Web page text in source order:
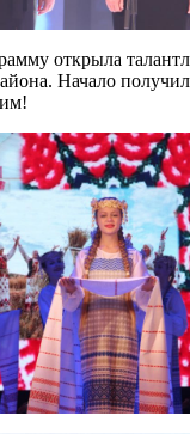
открыла
Начало